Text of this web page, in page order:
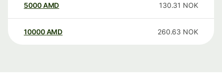
5000AMD 130.31 NOK
10000 AMD 260.63 NOK